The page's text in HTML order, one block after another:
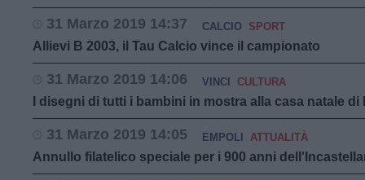
31 Marzo 2019 14:37 CALCIO SPORT
Allievi B 2003, il Tau Calcio vince il campionato
31 Marzo 2019 14:06 VINCI CULTURA
I disegni di tutti i bambini in mostra alla casa natale di
31 Marzo 2019 14:05 EMPOLI ATTUALITÀ
Annullo filatelico speciale per i 900 anni